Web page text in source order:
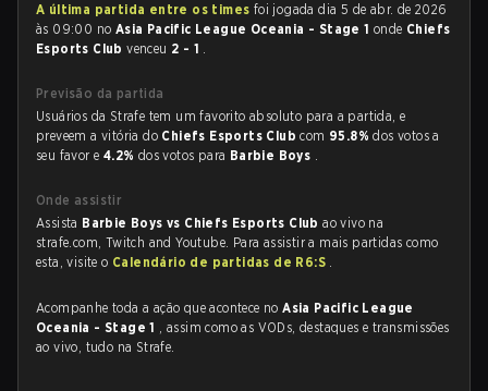
A última partida entre os times foi jogada dia 5 de abr. de 2026
às 09:00 no Asia Pacific League Oceania - Stage 1onde Chiefs
Esports Clubvenceu 2 - 1 .
Previsão da partida
Usuários da Strafe tem um favorito absoluto para a partida, e
preveem a vitória do Chiefs Esports Clubcom 95.8%dos votos a
seu favor e 4.2% dos votos para Barbie Boys .
Onde assistir
Assista Barbie Boys vs Chiefs Esports Clubao vivo na
strafe.com, Twitch and Youtube. Para assistir a mais partidas como
esta, visite o Calendário de partidas de R6:S .
Acompanhe toda a ação que acontece noAsia Pacific League
Oceania - Stage 1 , assim como as VODs, destaques e transmissões
ao vivo, tudo na Strafe.